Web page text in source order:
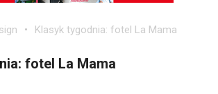
Klasyk tygodnia: fotel La Mama
fotel La Mama